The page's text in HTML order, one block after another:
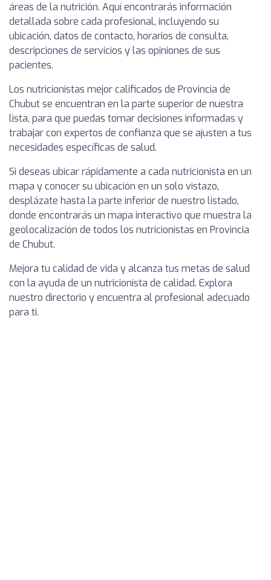
áreas de la nutrición. Aquí encontrarás información
detallada sobre cada profesional, incluyendo su
ubicación, datos de contacto, horarios de consulta,
descripciones de servicios y las opiniones de sus
pacientes.
Los nutricionistas mejor calificados de Provincia de
Chubut se encuentran en la parte superior de nuestra
lista, para que puedas tomar decisiones informadas y
trabajar con expertos de confianza que se ajusten a tus
necesidades específicas de salud.
Si deseas ubicar rápidamente a cada nutricionista en un
mapa y conocer su ubicación en un solo vistazo,
desplázate hasta la parte inferior de nuestro listado,
donde encontrarás un mapa interactivo que muestra la
geolocalización de todos los nutricionistas en Provincia
de Chubut.
Mejora tu calidad de vida y alcanza tus metas de salud
con la ayuda de un nutricionista de calidad. Explora
nuestro directorio y encuentra al profesional adecuado
para ti.